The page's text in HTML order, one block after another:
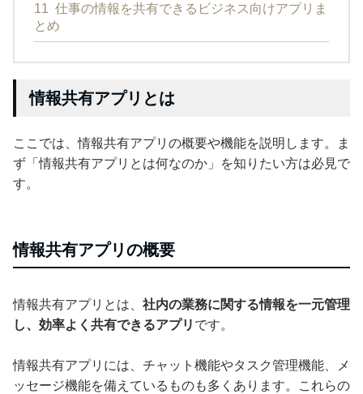
11 仕事の情報を共有できるビジネス向けアプリま
とめ
情報共有アプリとは
ここでは、情報共有アプリの概要や機能を説明します。ま
ず「情報共有アプリとは何なのか」を知りたい方は必見で
す。
情報共有アプリの概要
情報共有アプリとは、 社内の業務に関する情報を一元管理
し、効率よく共有できるアプリ です。
情報共有アプリには、チャット機能やタスク管理機能、メ
ッセージ機能を備えているものも多くあります。これらの